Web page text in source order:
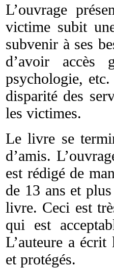
L’ouvrage
victime subit
subvenir à ses
d’avoir accès
psychologie,
disparité des
les victimes.
Le livre se
d’amis.
est rédigé de
de 13 ans et
livre. Ceci est
qui est
L’auteure a
et protégés.